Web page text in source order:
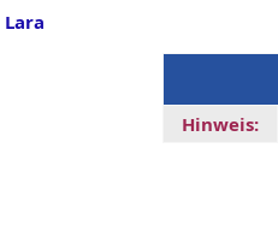
Lara
Hinweis: